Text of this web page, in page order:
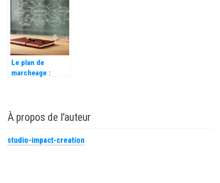
augmenter vos
ventes et
améliorer
l’expérience
client par la
gestion des
stocks
Le plan de
marcheage :
cycle de vie de
vos produits ?
À propos de l’auteur
studio-impact-creation